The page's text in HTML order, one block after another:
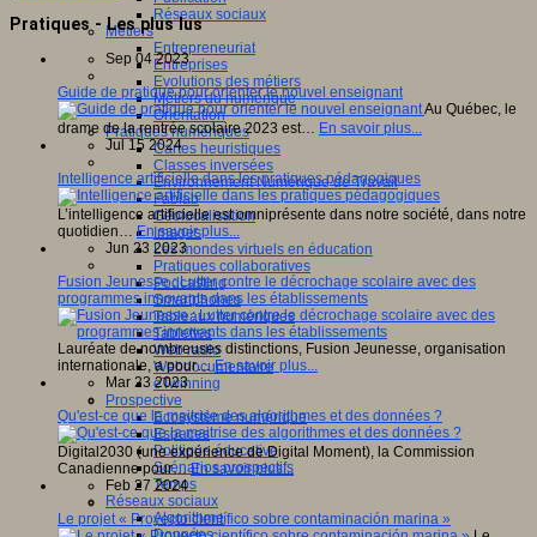
Réseaux sociaux
Métiers
Entrepreneuriat
Entreprises
Evolutions des métiers
Métiers du numérique
Orientation
Pratiques numériques
Cartes heuristiques
Classes inversées
Environnement Numérique de Travail
Fablab
Géolocalisation
Images
Les mondes virtuels en éducation
Pratiques collaboratives
Podcasting
Smartphones
Tableaux numériques
Tablettes
Web radio
Webdocumentaire
eTwinning
Prospective
Ecosystème numérique
Espaces
Politique éducative
Scénarios prospectifs
Temps
Réseaux sociaux
Algorithme
Pratiques - Les plus lus
Sep 04 2023
Guide de pratique pour orienter le nouvel enseignant
Au Québec, le
drame de la rentrée scolaire 2023 est… En savoir plus...
Jul 15 2024
Intelligence artificielle dans les pratiques pédagogiques
L’intelligence artificielle est omniprésente dans notre société, dans notre
quotidien… En savoir plus...
Jun 23 2023
Fusion Jeunesse : Lutter contre le décrochage scolaire avec des
programmes innovants dans les établissements
Lauréate de nombreuses distinctions, Fusion Jeunesse, organisation
internationale, a pour…En savoir plus...
Mar 23 2023
Qu'est-ce que la maitrise des algorithmes et des données ?
Digital2030 (une expérience de Digital Moment), la Commission
Canadienne pour…En savoir plus...
Feb 27 2024
Le projet « Proyecto científico sobre contaminación marina »